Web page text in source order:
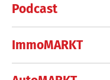
Podcast
ImmoMARKT